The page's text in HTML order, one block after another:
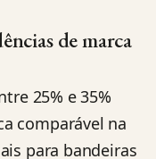
de marca
25% e 35%
comparável na
para bandeiras